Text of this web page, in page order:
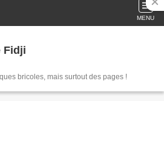
MENU
Fidji
bricoles, mais surtout des pages !